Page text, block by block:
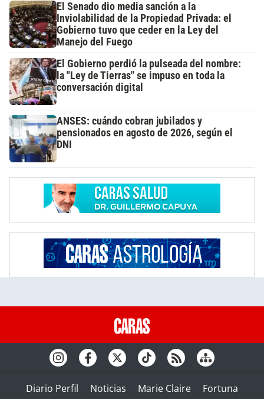
El Senado dio media sanción a la
Inviolabilidad de la Propiedad Privada: el
Gobierno tuvo que ceder en la Ley del
Manejo del Fuego
El Gobierno perdió la pulseada del nombre:
la "Ley de Tierras" se impuso en toda la
conversación digital
ANSES: cuándo cobran jubilados y
pensionados en agosto de 2026, según el
DNI
Diario Perfil Noticias Marie Claire Fortuna